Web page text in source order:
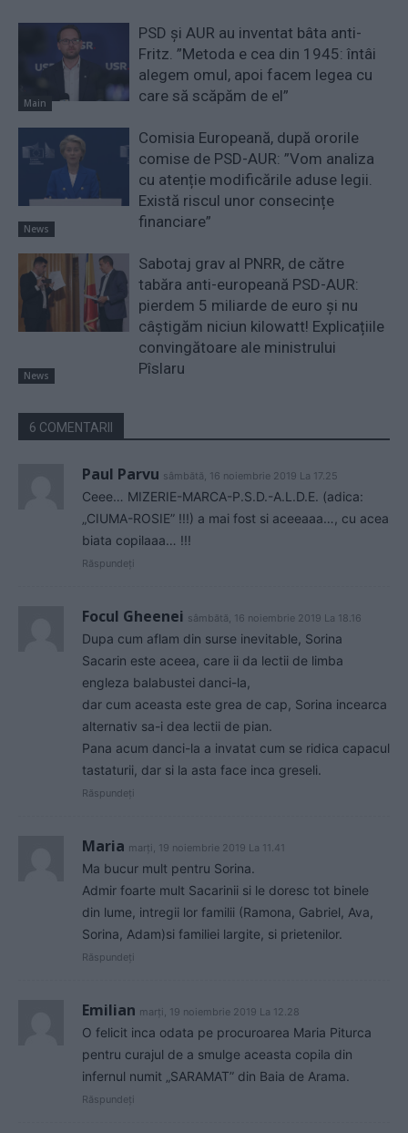
Main
PSD și AUR au inventat bâta anti-
Fritz. ”Metoda e cea din 1945: întâi
alegem omul, apoi facem legea cu
care să scăpăm de el”
News
Comisia Europeană, după ororile
comise de PSD-AUR: ”Vom analiza
cu atenție modificările aduse legii.
Există riscul unor consecințe
financiare”
News
Sabotaj grav al PNRR, de către
tabăra anti-europeană PSD-AUR:
pierdem 5 miliarde de euro și nu
câștigăm niciun kilowatt! Explicațiile
convingătoare ale ministrului
Pîslaru
6 COMENTARII
Paul Parvu sâmbătă, 16 noiembrie 2019 La 17.25
Ceee… MIZERIE-MARCA-P.S.D.-A.L.D.E. (adica:
„CIUMA-ROSIE” !!!) a mai fost si aceeaaa…, cu acea
biata copilaaa… !!!
Răspundeți
Focul Gheenei sâmbătă, 16 noiembrie 2019 La 18.16
Dupa cum aflam din surse inevitable, Sorina
Sacarin este aceea, care ii da lectii de limba
engleza balabustei danci-la,
dar cum aceasta este grea de cap, Sorina incearca
alternativ sa-i dea lectii de pian.
Pana acum danci-la a invatat cum se ridica capacul
tastaturii, dar si la asta face inca greseli.
Răspundeți
Maria marți, 19 noiembrie 2019 La 11.41
Ma bucur mult pentru Sorina.
Admir foarte mult Sacarinii si le doresc tot binele
din lume, intregii lor familii (Ramona, Gabriel, Ava,
Sorina, Adam)si familiei largite, si prietenilor.
Răspundeți
Emilian marți, 19 noiembrie 2019 La 12.28
O felicit inca odata pe procuroarea Maria Piturca
pentru curajul de a smulge aceasta copila din
infernul numit „SARAMAT” din Baia de Arama.
Răspundeți